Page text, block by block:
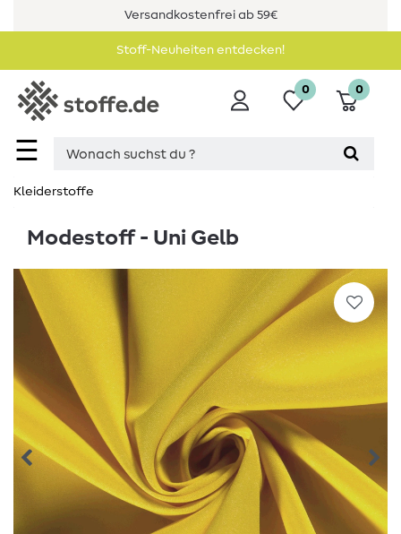
Versandkostenfrei ab 59€
Stoff-Neuheiten entdecken!
☰
0 0
Kleiderstoffe
Modestoff - Uni Gelb